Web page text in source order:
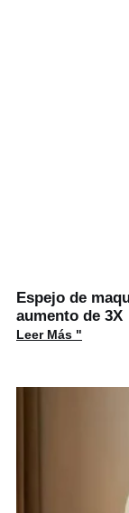
Espejo de
aumento de 3X
Leer Más "